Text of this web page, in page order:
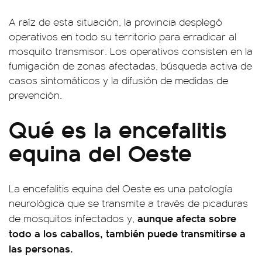
A raíz de esta situación, la provincia desplegó
operativos en todo su territorio para erradicar al
mosquito transmisor. Los operativos consisten en la
fumigación de zonas afectadas, búsqueda activa de
casos sintomáticos y la difusión de medidas de
prevención.
Qué es la encefalitis
equina del Oeste
La encefalitis equina del Oeste es una patología
neurológica que se transmite a través de picaduras
de mosquitos infectados y, aunque afecta sobre
todo a los caballos, también puede transmitirse a
las personas.